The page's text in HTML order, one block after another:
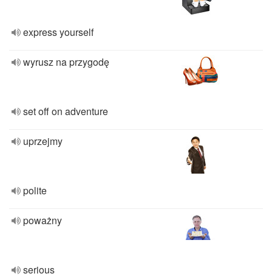
express yourself
wyrusz na przygodę
set off on adventure
uprzejmy
polite
poważny
serious